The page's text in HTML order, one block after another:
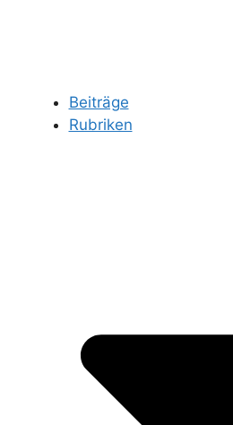
Beiträge
Rubriken